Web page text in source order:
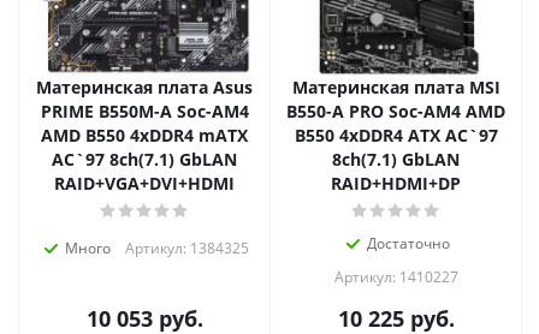
Материнская плата Asus
PRIME B550M-A Soc-AM4
AMD B550 4xDDR4 mATX
AC`97 8ch(7.1) GbLAN
RAID+VGA+DVI+HDMI
Много Артикул: 1384325
10 053руб.
Материнская плата MSI
B550-A PRO Soc-AM4 AMD
B550 4xDDR4 ATX AC`97
8ch(7.1) GbLAN
RAID+HDMI+DP
Достаточно
Артикул: 1410227
10 225руб.